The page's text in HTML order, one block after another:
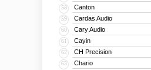
58 Canton
59 Cardas Audio
60 Cary Audio
61 Cayin
62 CH Precision
63 Chario